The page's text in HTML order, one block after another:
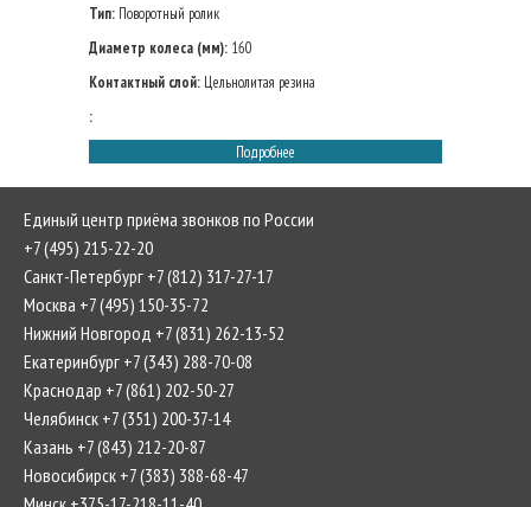
Тип: Поворотный ролик
Диаметр колеса (мм): 160
Контактный слой: Цельнолитая резина
:
Подробнее
Единый центр приёма звонков по России
+7 (495) 215-22-20
Санкт-Петербург +7 (812) 317-27-17
Москва +7 (495) 150-35-72
Нижний Новгород +7 (831) 262-13-52
Екатеринбург +7 (343) 288-70-08
Краснодар +7 (861) 202-50-27
Челябинск +7 (351) 200-37-14
Казань +7 (843) 212-20-87
Новосибирск +7 (383) 388-68-47